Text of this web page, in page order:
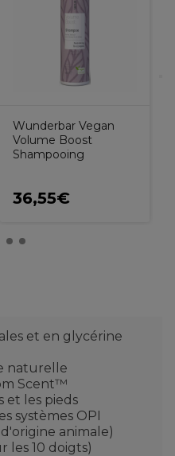
Wunderbar Vegan
Volume Boost
Shampooing
36,55€
et en glycérine
naturelle
Scent™
et les pieds
systèmes OPI
animale)
les 10 doigts)